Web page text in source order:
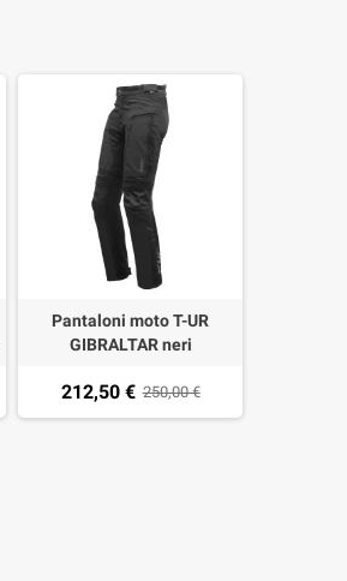
Pantaloni moto T-UR
GIBRALTAR neri
212,50 € 250,00 €